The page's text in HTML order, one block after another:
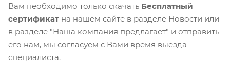
Вам необходимо только скачать Бесплатный
сертификат на нашем сайте в разделе Новости или
в разделе "Наша компания предлагает" и отправить
его нам, мы согласуем с Вами время выезда
специалиста.